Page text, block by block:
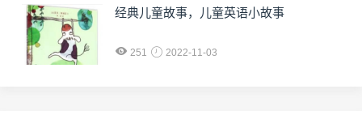
经典儿童故事，儿童英语小故事
251 2022-11-03